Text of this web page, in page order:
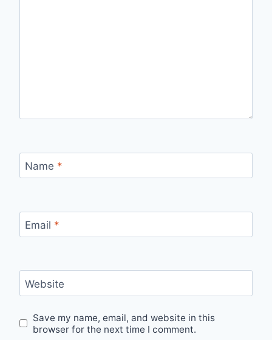
Name *
Email *
Website
Save my name, email, and website in this
browser for the next time I comment.